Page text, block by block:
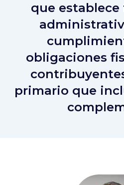
que
obligaciones
primario que